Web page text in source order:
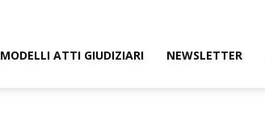
MODELLI ATTI GIUDIZIARI NEWSLETTER